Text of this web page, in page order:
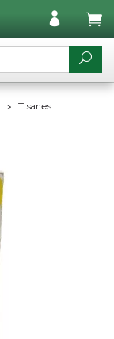
Tisanes